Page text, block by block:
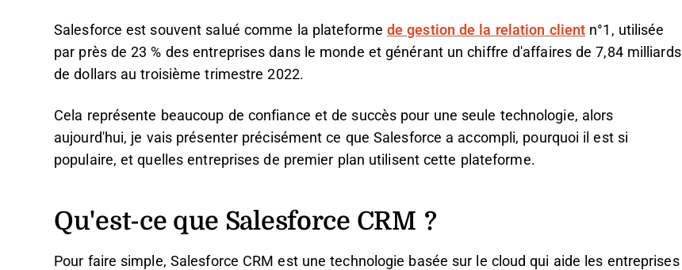
Salesforce est souvent salué comme la plateforme de gestion de la relation client n°1, utilisée
par près de 23 % des entreprises dans le monde et générant un chiffre d'affaires de 7,84 milliards
de dollars au troisième trimestre 2022.
Cela représente beaucoup de confiance et de succès pour une seule technologie, alors
aujourd'hui, je vais présenter précisément ce que Salesforce a accompli, pourquoi il est si
populaire, et quelles entreprises de premier plan utilisent cette plateforme.
Qu'est-ce que Salesforce CRM ?
Pour faire simple, Salesforce CRM est une technologie basée sur le cloud qui aide les entreprises